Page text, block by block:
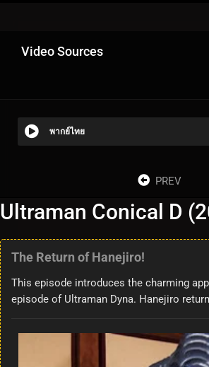
Video Sources
พากย์ไทย
PREV
Ultraman Conical D
The Return of Hanejiro!
This episode introduces the charming
episode of Ultraman Dyna. Hanejiro